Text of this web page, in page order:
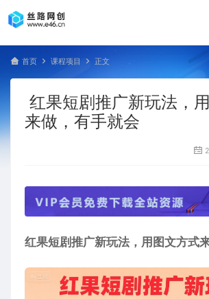
首页 课程项目 正文
红果短剧推广新玩法，
来做，有手就会
红果短剧推广新玩法 ，用图文方式